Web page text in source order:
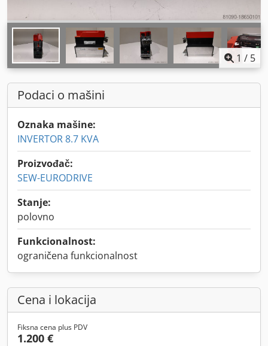
1 / 5
Podaci o mašini
Oznaka mašine:
INVERTOR 8.7 KVA
Proizvođač:
SEW-EURODRIVE
Stanje:
polovno
Funkcionalnost:
ograničena funkcionalnost
Cena i lokacija
Fiksna cena plus PDV
1.200 €